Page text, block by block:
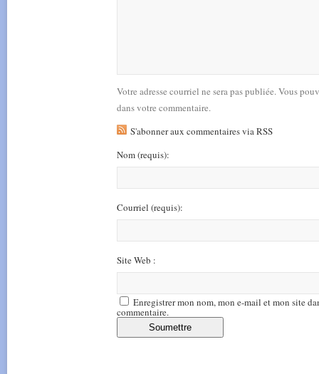
Votre adresse courriel ne sera pas publiée. Vous
dans votre commentaire.
S'abonner aux commentaires via RSS
Nom(requis):
Courriel (requis):
Site Web :
Enregistrer mon nom, mon e-mail et mon site
commentaire.